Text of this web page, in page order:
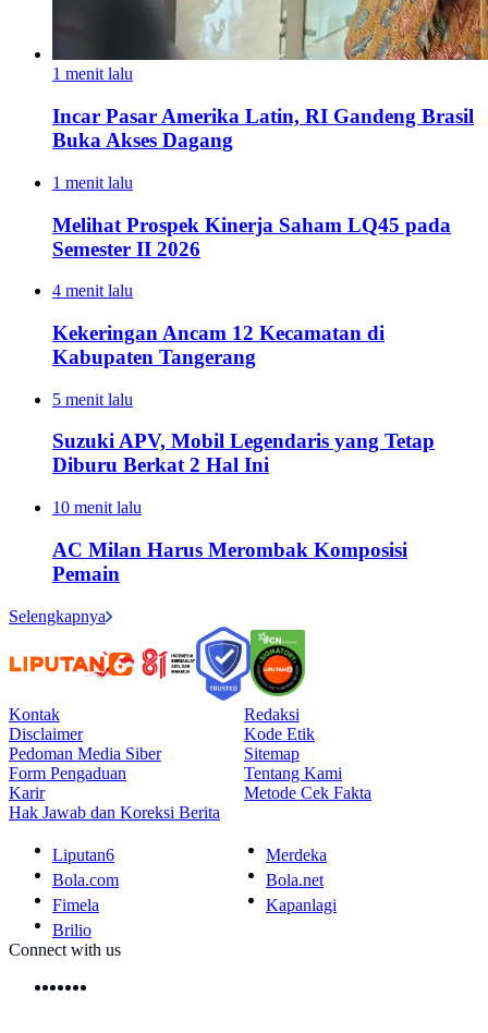
1 menit lalu
Incar Pasar Amerika Latin, RI Gandeng Brasil
Buka Akses Dagang
1 menit lalu
Melihat Prospek Kinerja Saham LQ45 pada
Semester II 2026
4 menit lalu
Kekeringan Ancam 12 Kecamatan di
Kabupaten Tangerang
5 menit lalu
Suzuki APV, Mobil Legendaris yang Tetap
Diburu Berkat 2 Hal Ini
10 menit lalu
AC Milan Harus Merombak Komposisi
Pemain
Selengkapnya
Kontak
Redaksi
Disclaimer
Kode Etik
Pedoman Media Siber
Sitemap
Form Pengaduan
Tentang Kami
Karir
Metode Cek Fakta
Hak Jawab dan Koreksi Berita
Liputan6
Merdeka
Bola.com
Bola.net
Fimela
Kapanlagi
Brilio
Connect with us